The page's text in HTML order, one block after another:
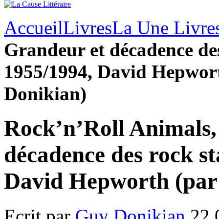
AccueilLivresLa Une
Grandeur et décadence
1955/1994, David
Donikian)
Rock’n’Roll
décadence des rock
David Hepworth